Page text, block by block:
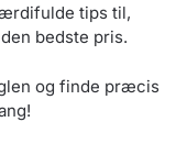
tips til,
bedste pris.
og finde præcis